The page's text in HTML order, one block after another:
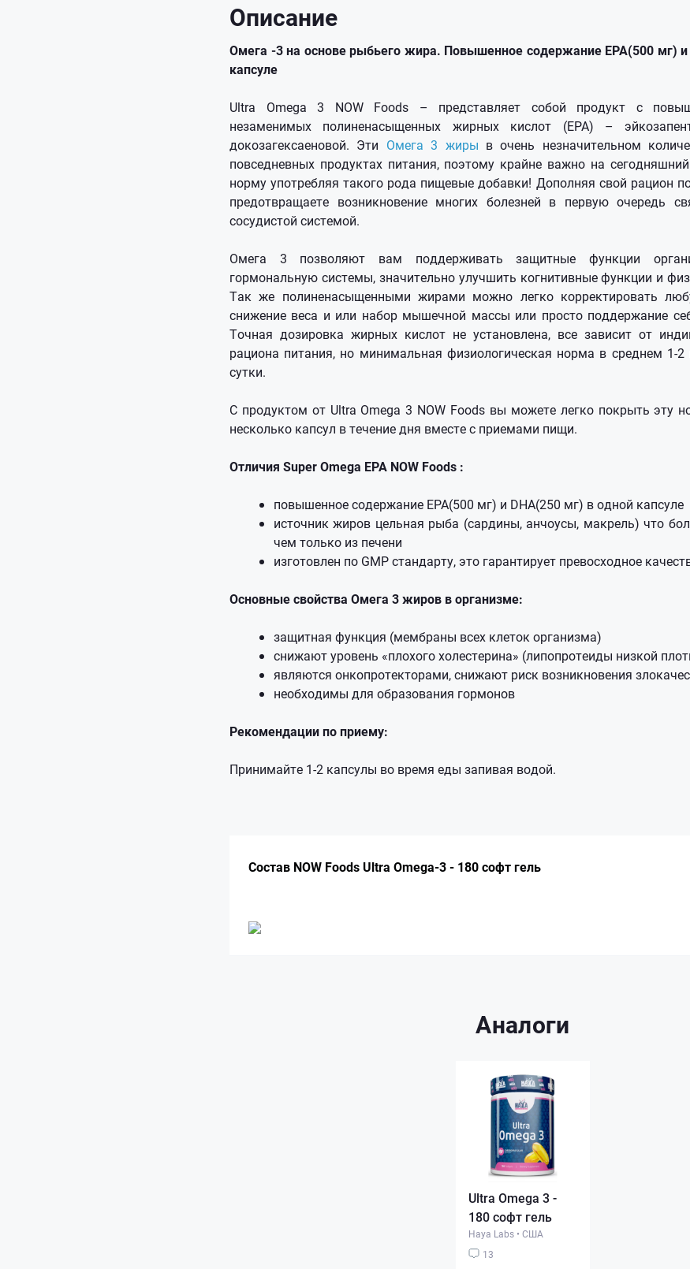
Описание
Омега -3 на основе рыбьего жира. Повышенное содержание EPA(500 мг)
капсуле
Ultra Omega 3 NOW Foods – представляет собой продукт с
незаменимых полиненасыщенных жирных кислот (EPA) –
докозагексаеновой. Эти Омега 3 жиры в очень незначительном
повседневных продуктах питания, поэтому крайне важно на
норму употребляя такого рода пищевые добавки! Дополняя свой рацион
предотвращаете возникновение многих болезней в первую очередь
сосудистой системой.
Омега 3 позволяют вам поддерживать защитные функции
гормональную системы, значительно улучшить когнитивные функции и
Так же полиненасыщенными жирами можно легко корректировать
снижение веса и или набор мышечной массы или просто поддержание
Точная дозировка жирных кислот не установлена, все зависит от
рациона питания, но минимальная физиологическая норма в среднем 1-
сутки.
С продуктом от Ultra Omega 3 NOW Foods вы можете легко покрыть эту
несколько капсул в течение дня вместе с приемами пищи.
Отличия Super Omega EPA NOW Foods :
повышенное содержание EPA(500 мг) и DHA(250 мг) в одной капсуле
источник жиров цельная рыба (сардины, анчоусы, макрель) что
чем только из печени
изготовлен по GMP стандарту, это гарантирует превосходное
Основные свойства Омега 3 жиров в организме:
защитная функция (мембраны всех клеток организма)
снижают уровень «плохого холестерина» (липопротеиды низкой
являются онкопротекторами, снижают риск возникновения
необходимы для образования гормонов
Рекомендации по приему:
Принимайте 1-2 капсулы во время еды запивая водой.
Состав NOW Foods Ultra Omega-3 - 180 софт гель
Аналоги
Ultra Omega 3 -
180 софт гель
Haya Labs • США
13